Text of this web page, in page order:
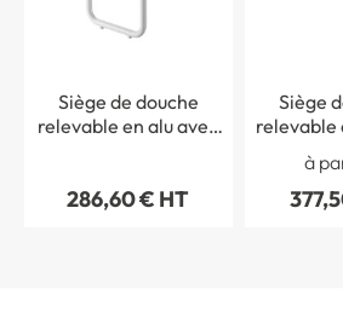
Siège de douche
relevable en alu avec
286,60 € HT
Siège
relevable
sans
à